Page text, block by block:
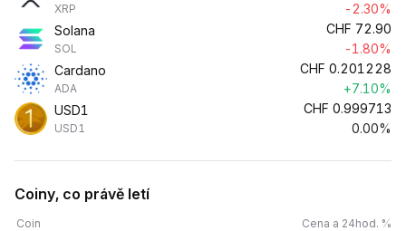
XRP
-2.30%
Solana
SOL
CHF 72.90
-1.80%
Cardano
ADA
CHF 0.201228
+7.10%
USD1
USD1
CHF 0.999713
0.00%
Coiny, co právě letí
Coin Cena a 24hod. %